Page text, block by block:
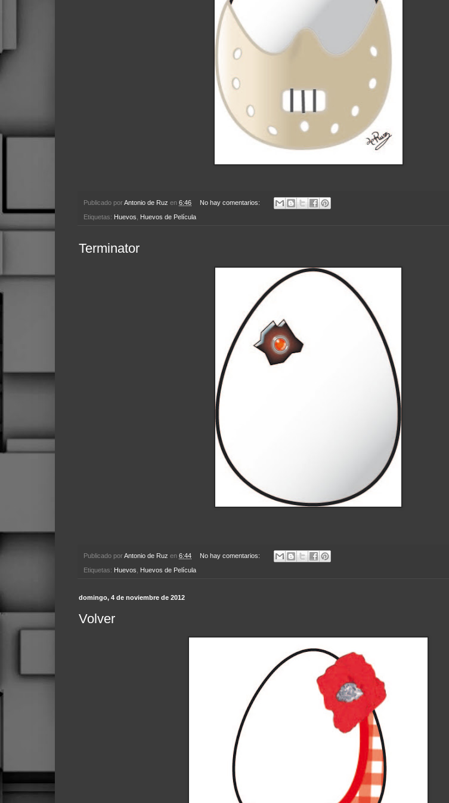
Publicado porAntonio de Ruz en 6:46 No hay comentarios:
Etiquetas: Huevos, Huevos de Película
Terminator
Publicado porAntonio de Ruz en 6:44 No hay comentarios:
Etiquetas: Huevos Huevos de Película
domingo, 4 de noviembre de 2012
Volver